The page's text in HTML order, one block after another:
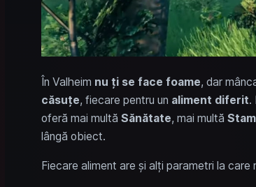
În Valheim nu ți se face foame, dar
căsuțe, fiecare pentru un aliment diferit.
oferă mai multă Sănătate, mai multă
lângă obiect.
Fiecare aliment are și alți parametri la care